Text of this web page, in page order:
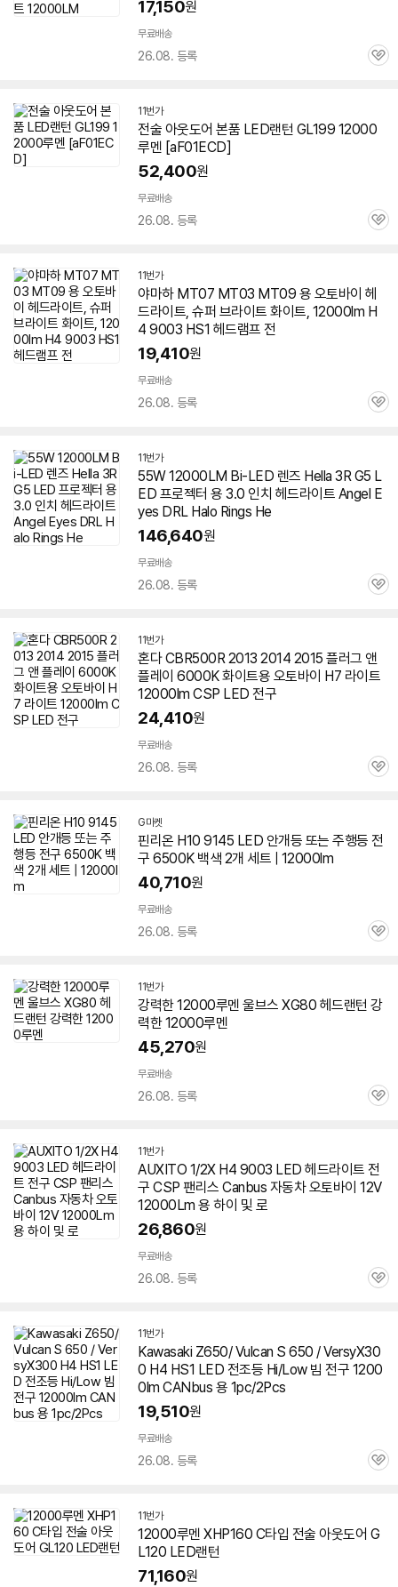
17,150원
무료배송
26.08. 등록
관
11번가
전술 아웃도어 본품 LED랜턴 GL199 12000
루멘 [aF01ECD]
52,400원
무료배송
26.08. 등록
관
11번가
야마하 MT07 MT03 MT09 용 오토바이 헤
드라이트, 슈퍼 브라이트 화이트, 12000lm H
4 9003 HS1 헤드램프 전
19,410원
무료배송
26.08. 등록
관
11번가
55W 12000LM Bi-LED 렌즈 Hella 3R G5 L
ED 프로젝터 용 3.0 인치 헤드라이트 Angel E
yes DRL Halo Rings He
146,640원
무료배송
26.08. 등록
관
11번가
혼다 CBR500R 2013 2014 2015 플러그 앤
플레이 6000K 화이트용 오토바이 H7 라이트
12000lm CSP LED 전구
24,410원
무료배송
26.08. 등록
관
G마켓
핀리온 H10 9145 LED 안개등 또는 주행등 전
구 6500K 백색 2개 세트 | 12000lm
40,710원
무료배송
26.08. 등록
관
11번가
강력한12000루멘 울브스 XG80 헤드랜턴 강
력한12000루멘
45,270원
무료배송
26.08. 등록
관
11번가
AUXITO 1/2X H4 9003 LED 헤드라이트 전
구 CSP 팬리스 Canbus 자동차 오토바이 12V
12000Lm 용 하이 및 로
26,860원
무료배송
26.08. 등록
관
11번가
Kawasaki Z650/ Vulcan S 650 / VersyX30
0 H4 HS1 LED 전조등 Hi/Low 빔 전구 1200
0lm CANbus 용 1pc/2Pcs
19,510원
무료배송
26.08. 등록
관
11번가
12000루멘 XHP160 C타입 전술 아웃도어 G
L120 LED랜턴
71,160원